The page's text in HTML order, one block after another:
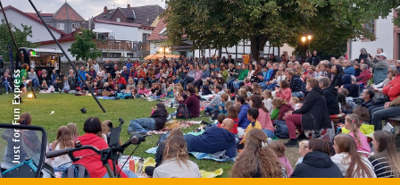
Just for Fun Express